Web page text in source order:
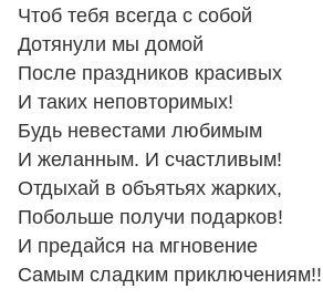
Чтоб тебя всегда с собой
Дотянули мы домой
После праздников красивых
И таких неповторимых!
Будь невестами любимым
И желанным. И счастливым!
Отдыхай в объятьях жарких,
Побольше получи подарков!
И предайся на мгновение
Самым сладким